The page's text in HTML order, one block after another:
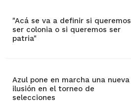
"Acá se va a definir si queremos
ser colonia o si queremos ser
patria"
Azul pone en marcha una nueva
ilusión en el torneo de
selecciones